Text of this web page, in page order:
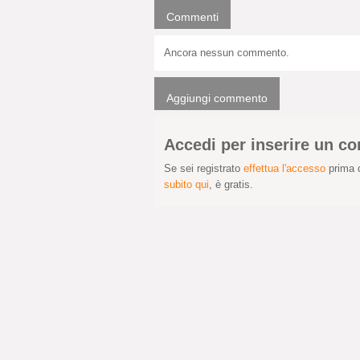
Commenti
Ancora nessun commento.
Aggiungi commento
Accedi per inserire un
Se sei registrato effettua l'accesso prima
subito qui , è gratis.